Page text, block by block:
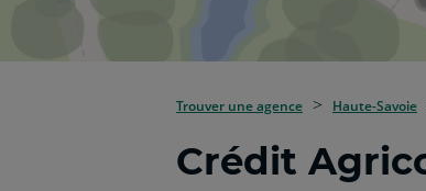
Trouver une agence Haute-Savoie
Crédit